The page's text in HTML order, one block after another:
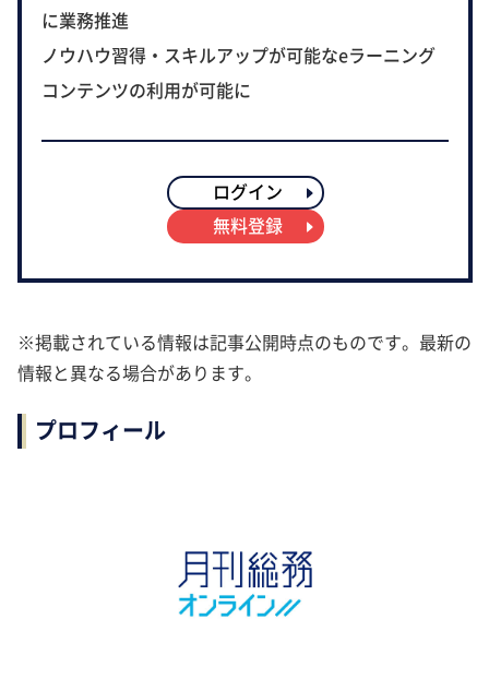
に業務推進
ノウハウ習得・スキルアップが可能なeラーニング
コンテンツの利用が可能に
ログイン
無料登録
※掲載されている情報は記事公開時点のものです。最新の
情報と異なる場合があります。
プロフィール